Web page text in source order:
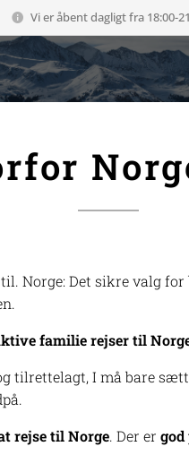
Vi er åbent dagligt fra 18:00-
Norge: Det sikre valg for
familie rejser til
tilrettelagt, I må bare
rejse til Norge. Der er god